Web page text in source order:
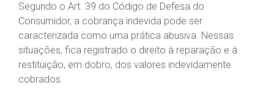
Segundo o Art. 39 do Código de Defesa do
Consumidor, a cobrança indevida pode ser
caracterizada como uma prática abusiva. Nessas
situações, fica registrado o direito à reparação e à
restituição, em dobro, dos valores indevidamente
cobrados.